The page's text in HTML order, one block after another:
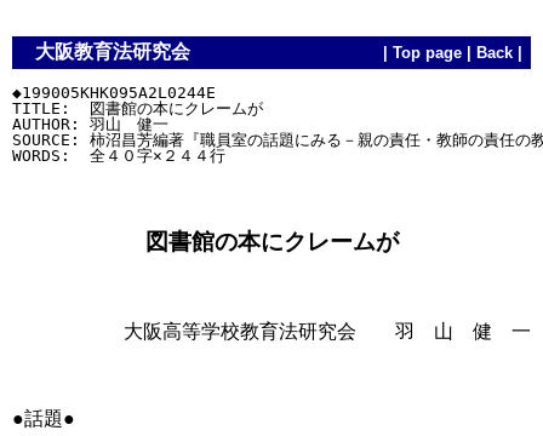
大阪教育法研究会 Top page Back
◆199005KHK095A2L0244E
TITLE:  図書館の本にクレームが
AUTHOR: 羽山　健一
SOURCE: 柿沼昌芳編著『職員室の話題にみる－親の責任・教師の責任の
図書館の本にクレームが
大阪高等学校教育法研究会 羽 山 健 一
●話題●